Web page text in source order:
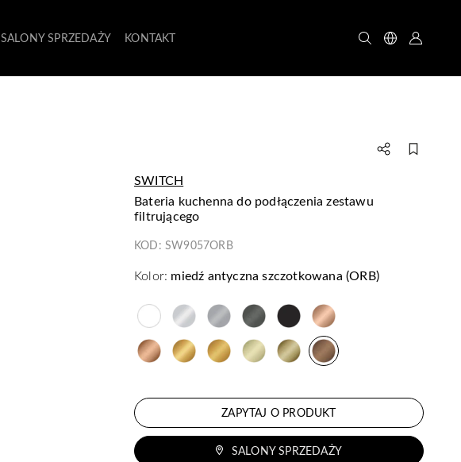
SALONY SPRZEDAŻY KONTAKT
SWITCH
bateria kuchenna do podłączenia zestawu
filtrującego
KOD: SW9057ORB
Kolor: miedź antyczna szczotkowana (ORB)
ZAPYTAJ O PRODUKT
SALONY SPRZEDAŻY